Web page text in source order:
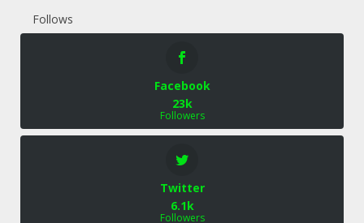
Follows
Facebook
23k
Followers
Twitter
6.1k
Followers